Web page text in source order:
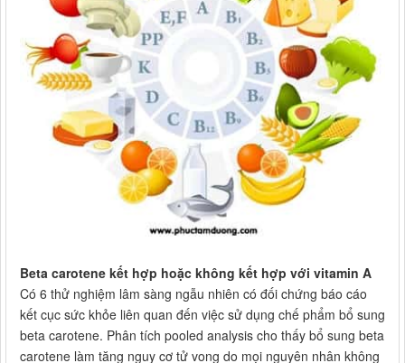
Beta carotene kết hợp hoặc không kết hợp với vitamin A
Có 6 thử nghiệm lâm sàng ngẫu nhiên có đối chứng báo cáo
kết cục sức khỏe liên quan đến việc sử dụng chế phẩm bổ sung
beta carotene. Phân tích pooled analysis cho thấy bổ sung beta
carotene làm tăng nguy cơ tử vong do mọi nguyên nhân không